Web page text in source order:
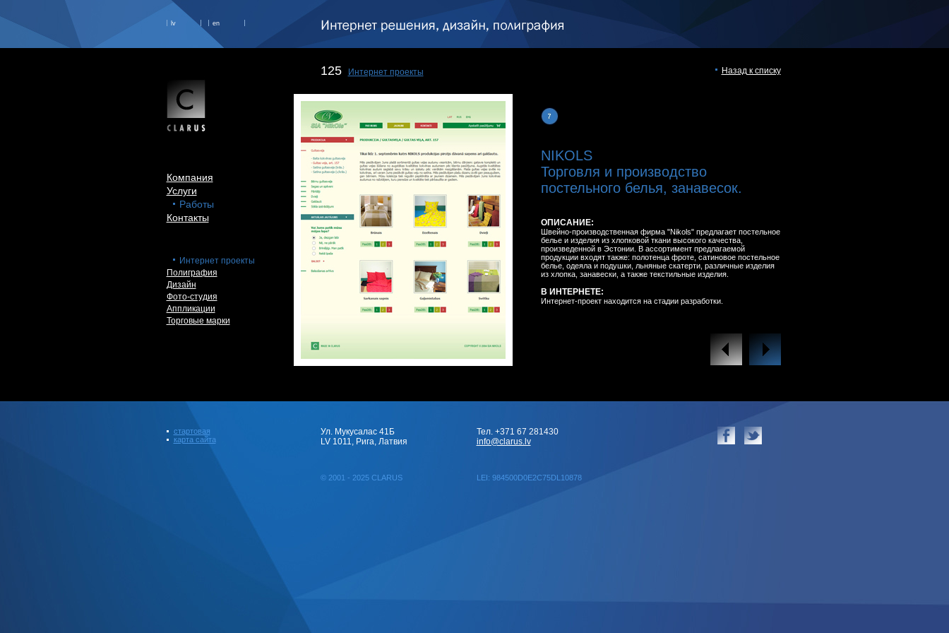
lv en
Компания
Услуги
Работы
Контакты
Интернет проекты
Полиграфия
Дизайн
Фото-студия
Аппликации
Торговые марки
125 Интернет проекты Назад к списку
NIKOLS
Торговля и производство
постельного белья, занавесок.
ОПИСАНИЕ:
Швейно-производственная фирма "Nikols" предлагает постельное
белье и изделия из хлопковой ткани высокого качества,
произведенной в Эстонии. В ассортимент предлагаемой
продукции входят также: полотенца фроте, сатиновое постельное
белье, одеяла и подушки, льняные скатерти, различные изделия
из хлопка, занавески, а также текстильные изделия.
В ИНТЕРНЕТЕ:
Интернет-проект находится на стадии разработки.
стартовая
карта сайта
Ул. Мукусалас 41Б
LV 1011, Рига, Латвия
© 2001 - 2025 CLARUS LEI: 984500D0E2C75DL10878
Тел. +371 67 281430
info@clarus.lv